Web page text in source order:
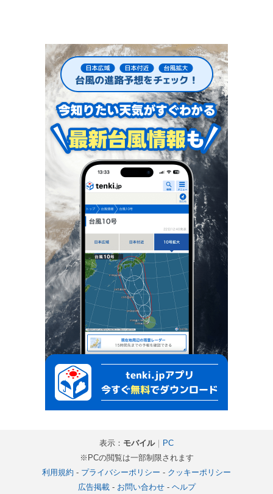
表示： モバイル｜ PC
※PCの閲覧は一部制限されます
利用規約 - プライバシーポリシー - クッキーポリシー
広告掲載- お問い合わせ- ヘルプ